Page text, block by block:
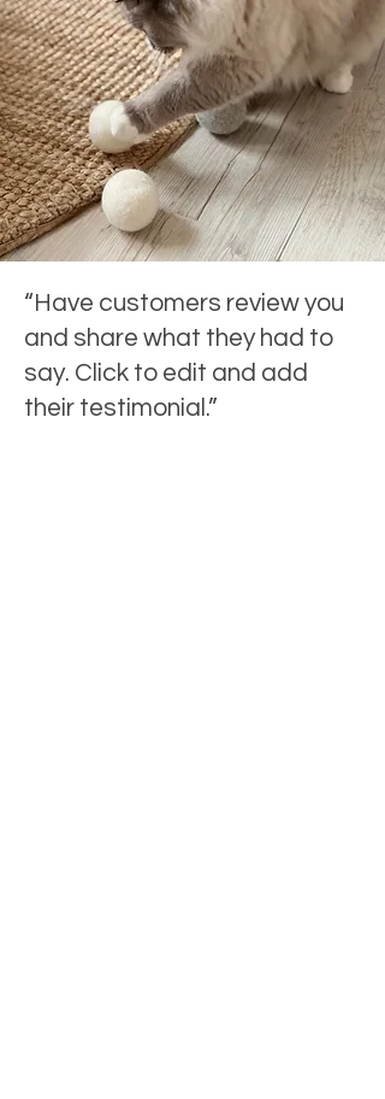
wie wir in Zukunft noch
umweltfreundlicher unsere Produkte
herstellen und versenden können. :-)
Hinweis: Wie bei jedem anderen Produkt
solltest Du dein Tier bei der
Beschäftigung mit diesem Spielzeug
beaufsichtigen. Überprüfe das Produkt
regelmäßig auf Schäden und
ersetze das Spielzeug, wenn es defekt
ist oder wenn Teile verloren gehen, da
ansonsten eine Verletzung des Tieres
nicht ausgeschlossen werden kann.
Widerrufsrechts vor Ablauf der
Widerrufsfrist absenden.
Individualanfertigungen sind vom
Widerruf grundsätzlich ausgeschlossen.
Euro)
“Have customers review you
and share what they had to
say. Click to edit and add
their testimonial.”